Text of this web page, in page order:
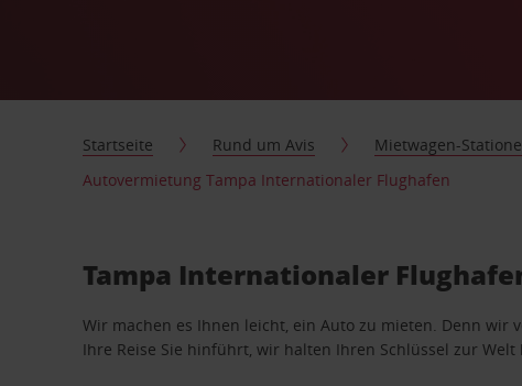
Startseite Rund um Avis Mietwagen-
Autovermietung Tampa Internationaler Flughafen
Tampa Internationaler
Wir machen es Ihnen leicht, ein Auto zu mieten. Denn wir
Ihre Reise Sie hinführt, wir halten Ihren Schlüssel zur Welt